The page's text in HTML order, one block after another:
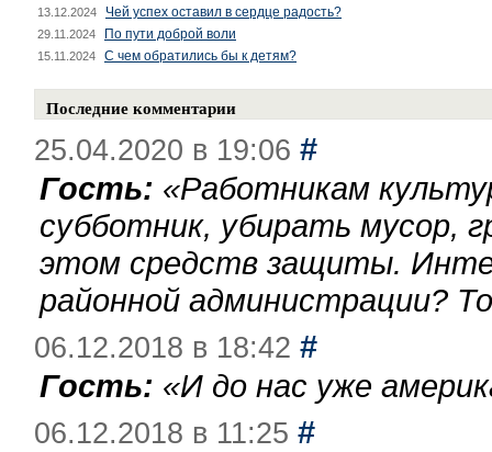
13.12.2024 Чей успех оставил в сердце радость?
29.11.2024 По пути доброй воли
15.11.2024 С чем обратились бы к детям?
Последние комментарии
25.04.2020 в 19:06 #
Гость: «Работникам
субботник, убирать мусор,
этом средств защиты.
районной администрации?
06.12.2018 в 18:42 #
Гость: «И до нас уже
06.12.2018 в 11:25 #